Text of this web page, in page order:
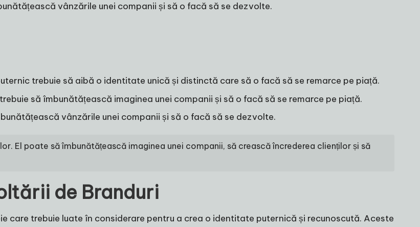
vânzările unei companii și să o facă să se dezvolte.
trebuie să aibă o identitate unică și distinctă care să o facă să se remarce pe piață.
să îmbunătățească imaginea unei companii și să o facă să se remarce pe piață.
vânzările unei companii și să o facă să se dezvolte.
El poate să îmbunătățească imaginea unei companii, să crească încrederea clienților și să
de Branduri
care trebuie luate în considerare pentru a crea o identitate puternică și recunoscută. Aceste